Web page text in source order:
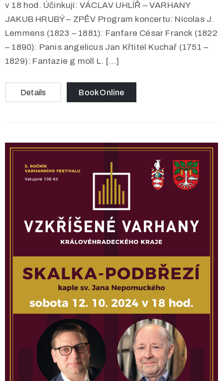
v 18 hod. Účinkují: VÁCLAV UHLÍŘ – VARHANY
JAKUB HRUBÝ – ZPĚV Program koncertu: Nicolas J.
Lemmens (1823 – 1881): Fanfare César Franck (1822
– 1890): Panis angelicus Jan Křtitel Kuchař (1751 –
1829): Fantazie g moll L. […]
Details Book Online